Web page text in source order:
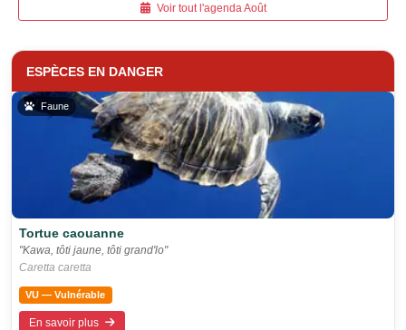
Voir tout l'agenda Août
ESPÈCES EN DANGER
Faune
Tortue caouanne
"Kawa, tôti jaune, tôti grand'lo"
Caretta caretta
VU — Vulnérable
En savoir plus